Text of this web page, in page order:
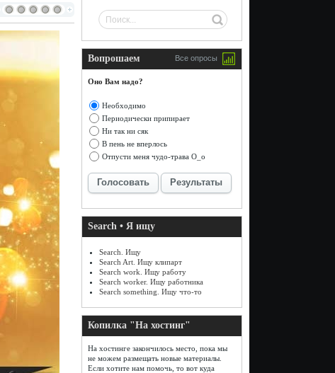
Вопрошаем Все опросы
Оно Вам надо?
Необходимо
Периодически припирает
Ни так ни сяк
В пень не вперлось
Отпусти меня чудо-трава О_о
Голосовать Результаты
Search • Я ищу
Search. Ищу
Search Art. Ищу клипарт
Search work. Ищу работу
Search worker. Ищу работника
Search something. Ищу что-то
Копилка "На хостинг"
На хостинге закончилось место, пока мы
не можем размещать новые материалы.
Если хотите нам помочь, то вот куда